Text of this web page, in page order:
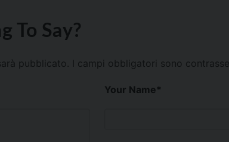
To Say?
pubblicato. I campi obbligatori sono
Your Name*